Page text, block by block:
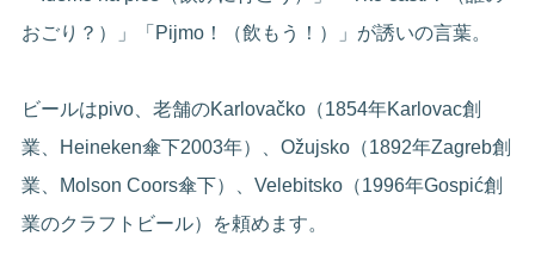
おごり？）」「Pijmo！（飲もう！）」が誘いの言葉。
ビールはpivo、老舗のKarlovačko（1854年Karlovac創
業、Heineken傘下2003年）、Ožujsko（1892年Zagreb創
業、Molson Coors傘下）、Velebitsko（1996年Gospić創
業のクラフトビール）を頼めます。